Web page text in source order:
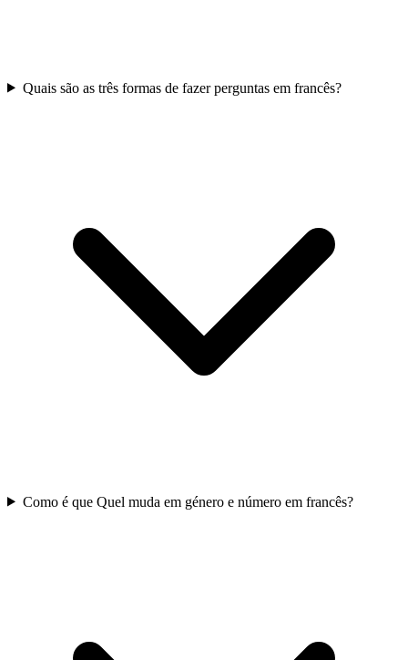
Quais são as três formas de fazer perguntas em francês?
Como é que Quel muda em género e número em francês?